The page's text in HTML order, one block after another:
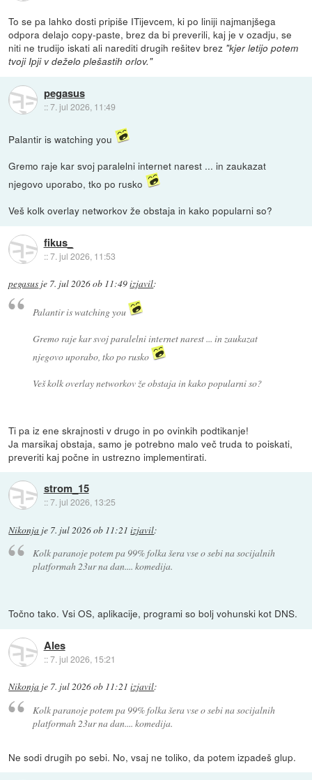
To se pa lahko dosti pripiše ITijevcem, ki po liniji najmanjšega
odpora delajo copy-paste, brez da bi preverili, kaj je v ozadju, se
niti ne trudijo iskati ali narediti drugih rešitev brez "kjer letijo potem
tvoji Ipji v deželo plešastih orlov."
pegasus
::7. jul 2026, 11:49
Palantir is watching you
Gremo raje kar svoj paralelni internet narest ... in zaukazat
njegovo uporabo, tko po rusko
Veš kolk overlay networkov že obstaja in kako popularni so?
fikus_
::7. jul 2026, 11:53
pegasus je 7. jul 2026 ob 11:49izjavil:
Palantir is watching you
Gremo raje kar svoj paralelni internet narest ... in zaukazat
njegovo uporabo, tko po rusko
Veš kolk overlay networkov že obstaja in kako popularni so?
Ti pa iz ene skrajnosti v drugo in po ovinkih podtikanje!
Ja marsikaj obstaja, samo je potrebno malo več truda to poiskati,
preveriti kaj počne in ustrezno implementirati.
strom_15
::7. jul 2026, 13:25
Nikonja je 7. jul 2026 ob 11:21 izjavil:
Kolk paranoje potem pa 99% folka šera vse o sebi na socijalnih
platformah 23ur na dan.... komedija.
Točno tako. Vsi OS, aplikacije, programi so bolj vohunski kot DNS.
Ales
::7. jul 2026, 15:21
Nikonja je 7. jul 2026 ob 11:21 izjavil:
Kolk paranoje potem pa 99% folka šera vse o sebi na socijalnih
platformah 23ur na dan.... komedija.
Ne sodi drugih po sebi. No, vsaj ne toliko, da potem izpadeš glup.